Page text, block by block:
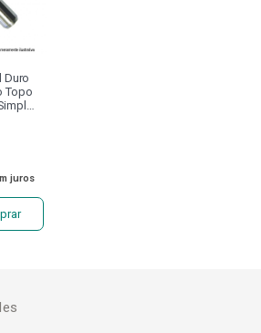
Duro
Topo
juros